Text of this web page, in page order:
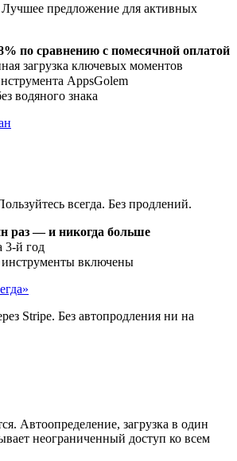
предложение для активных
по сравнению с помесячной оплатой
загрузка ключевых моментов
AppsGolem
водяного знака
всегда. Без продлений.
раз — и никогда больше
3-й год
включены
Stripe. Без автопродления ни на
Автоопределение, загрузка в один
неограниченный доступ ко всем